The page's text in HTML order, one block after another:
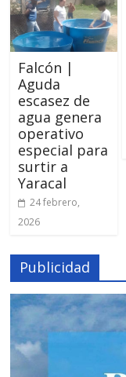
Falcón |
Aguda
escasez de
agua genera
operativo
especial para
surtir a
Yaracal
24 febrero,
2026
Publicidad